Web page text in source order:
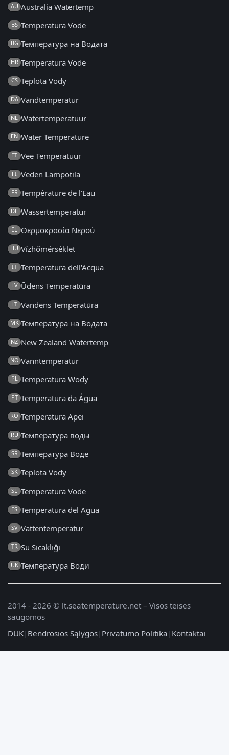
AU Australia Watertemp
BS Temperatura Vode
BG Температура на Водата
HR Temperatura Vode
CS Teplota Vody
DA Vandtemperatur
NL Watertemperatuur
EN Water Temperature
ET Vee Temperatuur
FI Veden Lämpötila
FR Température de l'Eau
DE Wassertemperatur
EL Θερμοκρασία Νερού
HU Vízhőmérséklet
IT Temperatura dell'Acqua
LV Ūdens Temperatūra
LT Vandens Temperatūra
MK Температура на Водата
NZ New Zealand Watertemp
NO Vanntemperatur
PL Temperatura Wody
PT Temperatura da Água
RO Temperatura Apei
RU Температура воды
SR Температура Воде
SK Teplota Vody
SL Temperatura Vode
ES Temperatura del Agua
SV Vattentemperatur
TR Su Sıcaklığı
UK Температура Води
2014 - 2026 © lt.seatemperature.net – Visos teisės
saugomos
DUK| Bendrosios Sąlygos| Privatumo Politika | Kontaktai